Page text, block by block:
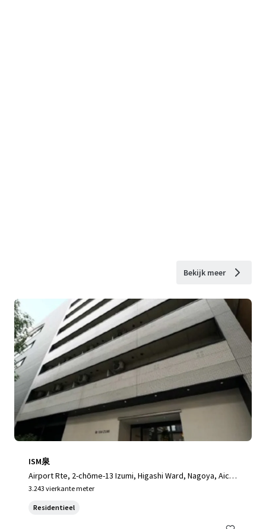
Bekijk meer
ISM泉
Airport Rte, 2-chōme-13 Izumi, Higashi Ward, Nagoya, Aichi
461-0001, Japan, Nagoya, Aichi, 461-0001, JP
3.243 vierkante meter
Residentieel